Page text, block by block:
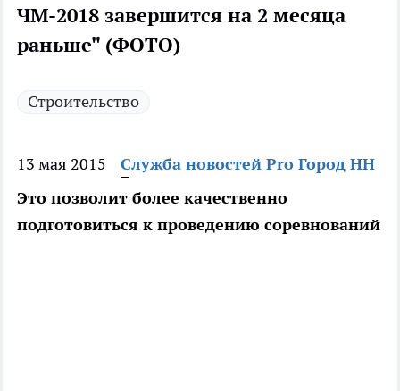
ЧМ-2018 завершится на 2 месяца
раньше" (ФОТО)
Строительство
13 мая 2015
Служба новостей Pro Город НН
Это позволит более качественно
подготовиться к проведению соревнований